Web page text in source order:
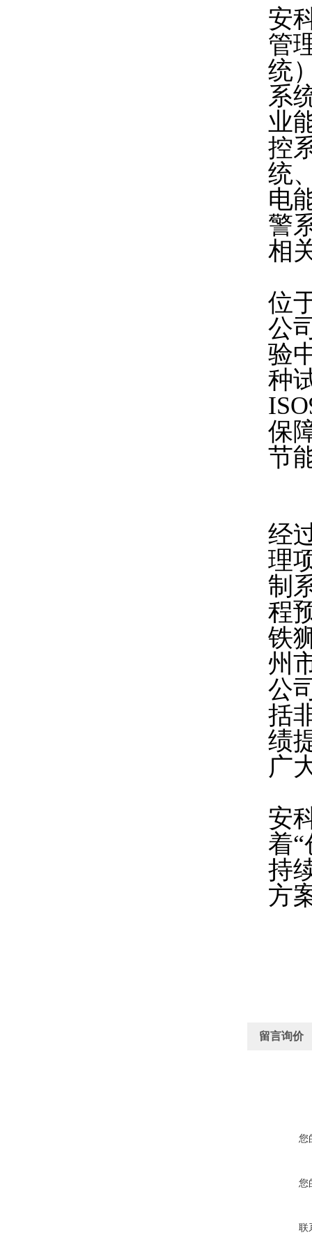
安
管
统
系
业
控
统
电
警
相
位
公
验
种
保
节
经
理
制
程
铁
州
公
括
绩
广
安
着
持
方
留言询价
您
您
联